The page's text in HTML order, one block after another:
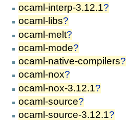
ocaml-interp-3.12.1?
ocaml-libs?
ocaml-melt?
ocaml-mode?
ocaml-native-compilers?
ocaml-nox?
ocaml-nox-3.12.1?
ocaml-source?
ocaml-source-3.12.1?